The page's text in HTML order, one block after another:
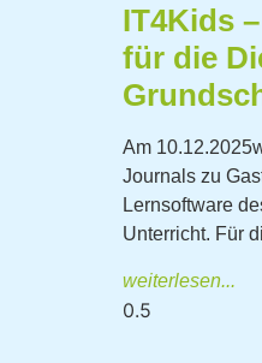
IT4Kids
für die
Am
Journals zu
Lernsoftware
Unterricht. Für
weiterlesen...